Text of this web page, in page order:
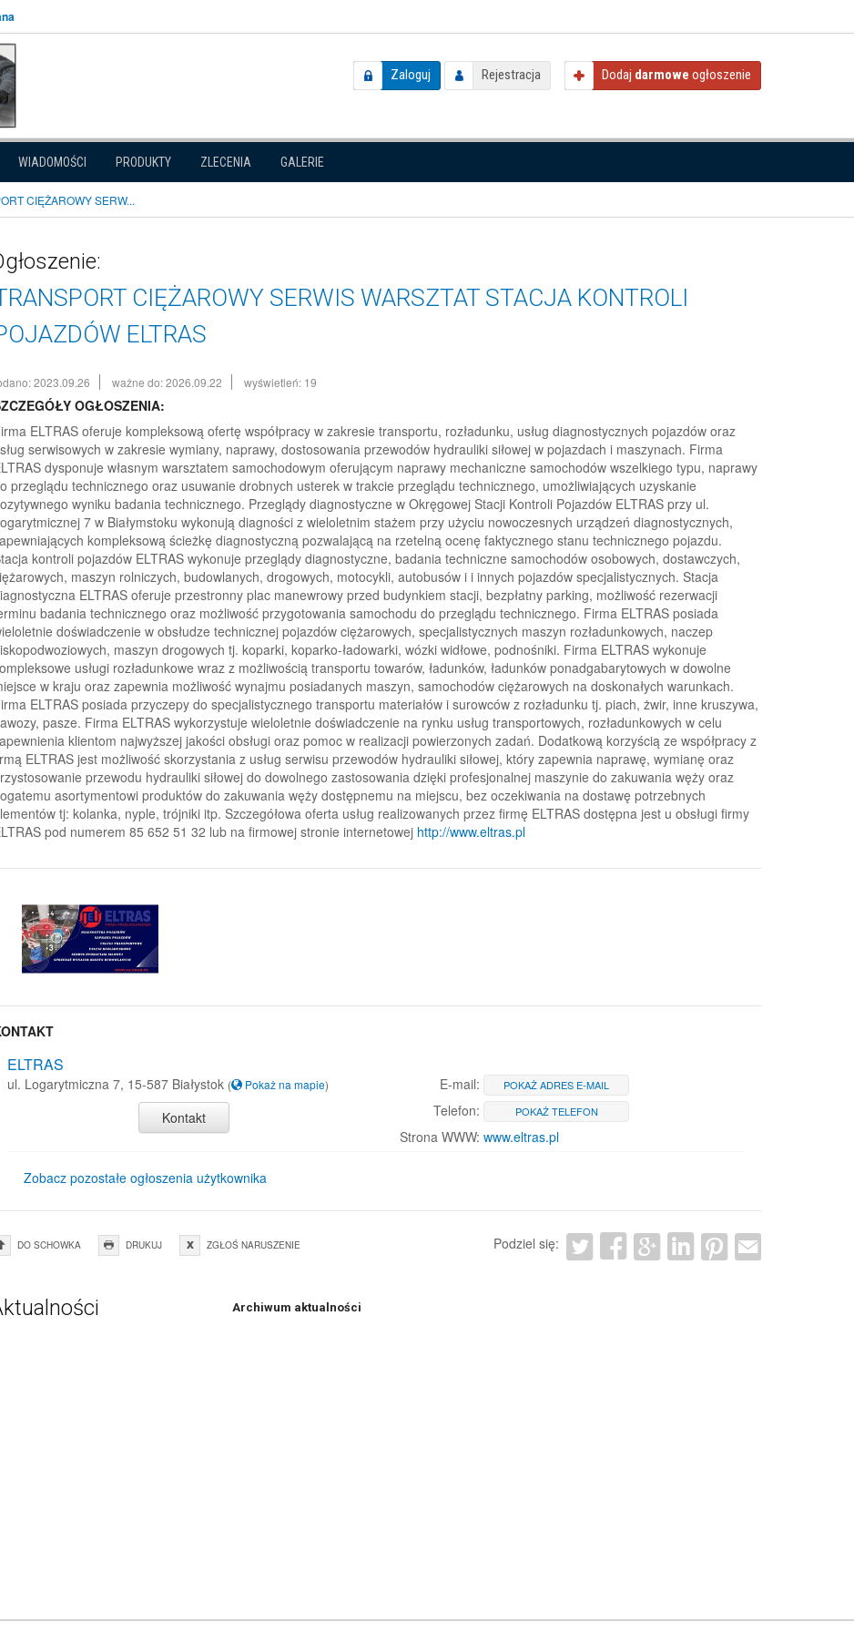
Zaloguj Rejestracja Dodaj darmowe ogłoszenie
WIADOMOŚCI PRODUKTY ZLECENIA GALERIE
CIĘŻAROWY SERW...
CIĘŻAROWY SERWIS WARSZTAT STACJA KONTROLI
ELTRAS
2023.09.26 ważne do: 2026.09.22 wyświetleń: 19
OGŁOSZENIA:
ELTRAS oferuje kompleksową ofertę współpracy w zakresie transportu, rozładunku, usług diagnostycznych pojazdów oraz
serwisowych w zakresie wymiany, naprawy, dostosowania przewodów hydrauliki siłowej w pojazdach i maszynach. Firma
dysponuje własnym warsztatem samochodowym oferującym naprawy mechaniczne samochodów wszelkiego typu, naprawy
przeglądu technicznego oraz usuwanie drobnych usterek w trakcie przeglądu technicznego, umożliwiających uzyskanie
wyniku badania technicznego. Przeglądy diagnostyczne w Okręgowej Stacji Kontroli Pojazdów ELTRAS przy ul.
7 w Białymstoku wykonują diagności z wieloletnim stażem przy użyciu nowoczesnych urządzeń diagnostycznych,
kompleksową ścieżkę diagnostyczną pozwalającą na rzetelną ocenę faktycznego stanu technicznego pojazdu.
kontroli pojazdów ELTRAS wykonuje przeglądy diagnostyczne, badania techniczne samochodów osobowych, dostawczych,
maszyn rolniczych, budowlanych, drogowych, motocykli, autobusów i i innych pojazdów specjalistycznych. Stacja
ELTRAS oferuje przestronny plac manewrowy przed budynkiem stacji, bezpłatny parking, możliwość rezerwacji
badania technicznego oraz możliwość przygotowania samochodu do przeglądu technicznego. Firma ELTRAS posiada
doświadczenie w obsłudze technicznej pojazdów ciężarowych, specjalistycznych maszyn rozładunkowych, naczep
maszyn drogowych tj. koparki, koparko-ładowarki, wózki widłowe, podnośniki. Firma ELTRAS wykonuje
usługi rozładunkowe wraz z możliwością transportu towarów, ładunków, ładunków ponadgabarytowych w dowolne
w kraju oraz zapewnia możliwość wynajmu posiadanych maszyn, samochodów ciężarowych na doskonałych warunkach.
ELTRAS posiada przyczepy do specjalistycznego transportu materiałów i surowców z rozładunku tj. piach, żwir, inne kruszywa,
pasze. Firma ELTRAS wykorzystuje wieloletnie doświadczenie na rynku usług transportowych, rozładunkowych w celu
klientom najwyższej jakości obsługi oraz pomoc w realizacji powierzonych zadań. Dodatkową korzyścią ze współpracy z
ELTRAS jest możliwość skorzystania z usług serwisu przewodów hydrauliki siłowej, który zapewnia naprawę, wymianę oraz
przewodu hydrauliki siłowej do dowolnego zastosowania dzięki profesjonalnej maszynie do zakuwania węży oraz
asortymentowi produktów do zakuwania węży dostępnemu na miejscu, bez oczekiwania na dostawę potrzebnych
tj: kolanka, nyple, trójniki itp. Szczegółowa oferta usług realizowanych przez firmę ELTRAS dostępna jest u obsługi firmy
pod numerem 85 652 51 32 lub na firmowej stronie internetowej http://www.eltras.pl
ELTRAS
ul. Logarytmiczna 7, 15-587 Białystok ( Pokaż na mapie)
Kontakt
E-mail: POKAŻ ADRES E-MAIL
Telefon: POKAŻ TELEFON
Strona WWW: www.eltras.pl
Zobacz pozostałe ogłoszenia użytkownika
DO SCHOWKA DRUKUJ ZGŁOŚ NARUSZENIE Podziel się:
Archiwum aktualności